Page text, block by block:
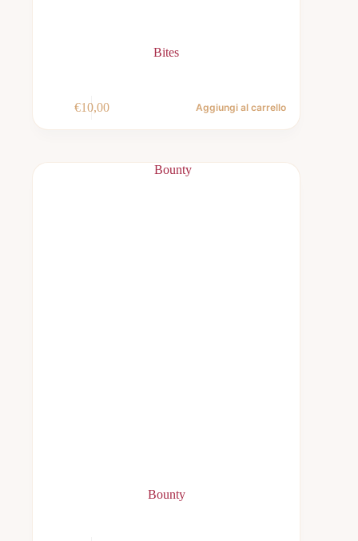
Bites
€10,00 Aggiungi al carrello
Bounty